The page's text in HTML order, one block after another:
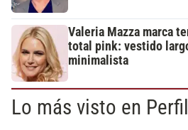
Valeria Mazza marca
total pink: vestido
minimalista
Lo más visto en Perfil